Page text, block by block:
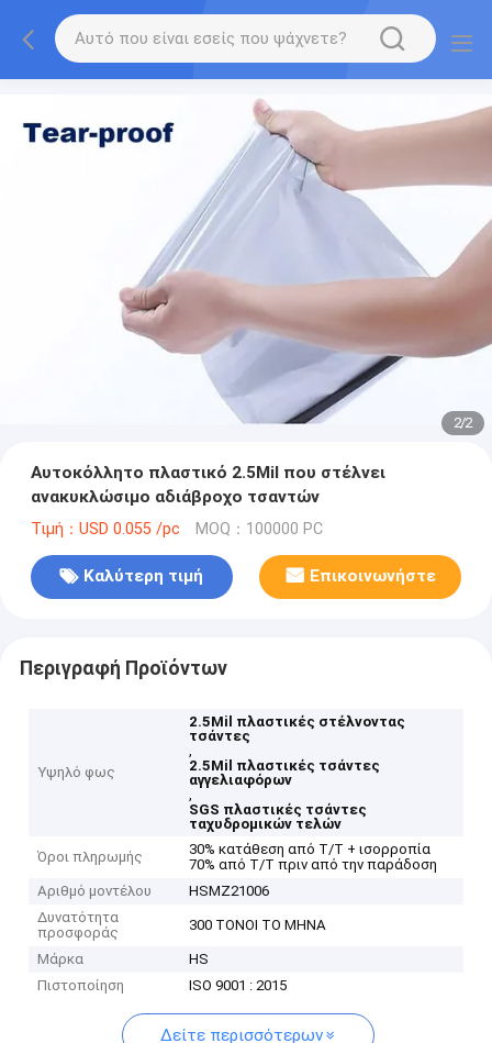
2/2
Αυτοκόλλητο πλαστικό 2.5Mil που στέλνει
ανακυκλώσιμο αδιάβροχο τσαντών
Τιμή：USD 0.055 /pc MOQ：100000 PC
Καλύτερη τιμή Επικοινωνήστε
Περιγραφή Προϊόντων
Υψηλό φως
2.5Mil πλαστικές στέλνοντας
τσάντες
,
2.5Mil πλαστικές τσάντες
αγγελιαφόρων
,
SGS πλαστικές τσάντες
ταχυδρομικών τελών
Όροι πληρωμής
30% κατάθεση από T/T + ισορροπία
70% από T/T πριν από την παράδοση
Αριθμό μοντέλου
HSMZ21006
Δυνατότητα
προσφοράς
300 ΤΟΝΟΙ ΤΟ ΜΗΝΑ
Μάρκα
HS
Πιστοποίηση
ISO 9001 : 2015
Δείτε περισσότερων